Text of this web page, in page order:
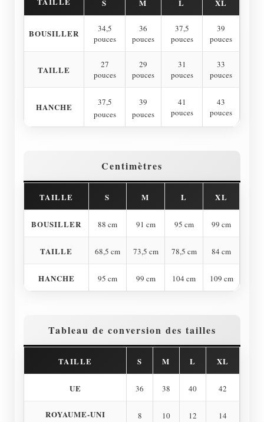
S M L XL
BOUSILLER
34,5
pouces
36
pouces
37,5
pouces
39
pouces
TAILLE
27
pouces
29
pouces
31
pouces
33
pouces
HANCHE
37,5
pouces
39
pouces
41
pouces
43
pouces
Centimètres
TAILLE S M L XL
BOUSILLER 88 cm 91 cm 95 cm 99 cm
TAILLE 68,5 cm 73,5 cm 78,5 cm 84 cm
HANCHE 95 cm 99 cm 104 cm 109 cm
Tableau de conversion des tailles
TAILLE S M L XL
UE 36 38 40 42
ROYAUME-UNI 8 10 12 14